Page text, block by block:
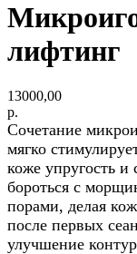
лифтинг
13000,00
р.
Сочетание
мягко
коже упругость и
бороться с
порами, делая
после первых
улучшение